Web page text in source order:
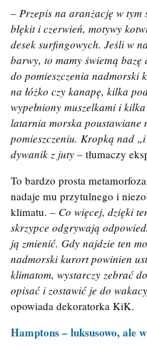
– Przepis na aranżację w
błękit i czerwień, motywy
desek surfingowych. Jeśli w
barwy, to mamy świetną
do pomieszczenia nadmorski
na łóżko czy kanapę, kilka
wypełniony muszelkami i
latarnia morska poustawiane
pomieszczeniu. Kropką nad
dywanik z juty – tłumaczy
To bardzo prosta
nadaje mu przytulnego i
klimatu. – Co więcej, dzięki
skrzypce odgrywają
ją zmienić. Gdy najdzie ten
nadmorski kurort powinien
klimatom, wystarczy zebrać
opisać i zostawić je do
opowiada dekoratorka KiK.
Hamptons –luksusowo, ale